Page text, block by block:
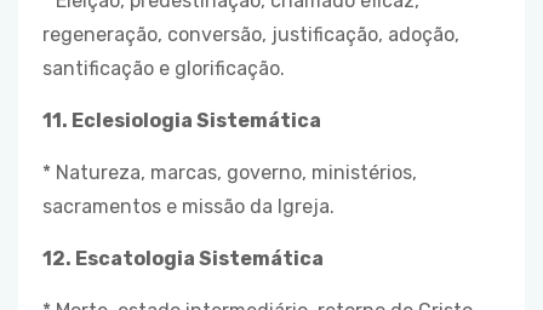
regeneração, conversão, justificação, adoção,
santificação e glorificação.
11. Eclesiologia Sistemática
* Natureza, marcas, governo, ministérios,
sacramentos e missão da Igreja.
12. Escatologia Sistemática